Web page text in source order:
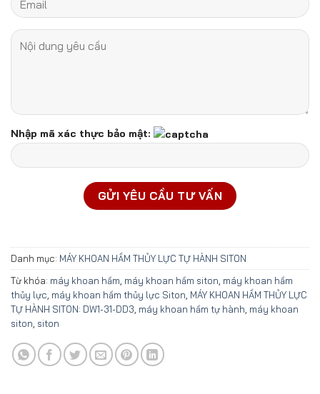
Nhập mã xác thực bảo mật:
Danh mục: MÁY KHOAN HẦM THỦY LỰC TỰ HÀNH SITON
Từ khóa: máy khoan hầm máy khoan hầm siton máy khoan hầm
thủy lực máy khoan hầm thủy lực Siton MÁY KHOAN HẦM THỦY LỰC
TỰ HÀNH SITON: DW1-31-DD3 máy khoan hầm tự hành máy khoan
siton siton